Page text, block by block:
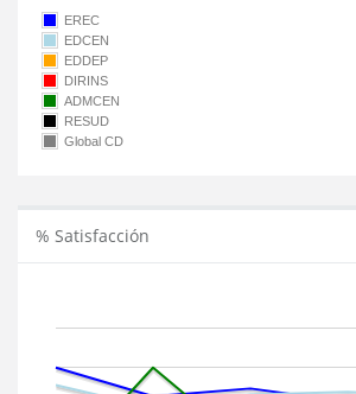
EREC
EDCEN
EDDEP
DIRINS
ADMCEN
RESUD
Global CD
% Satisfacción